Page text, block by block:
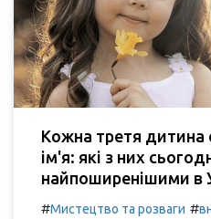
Кожна третя дитина
ім'я: які з них
найпоширенішими в
#Мистецтво та розваги #